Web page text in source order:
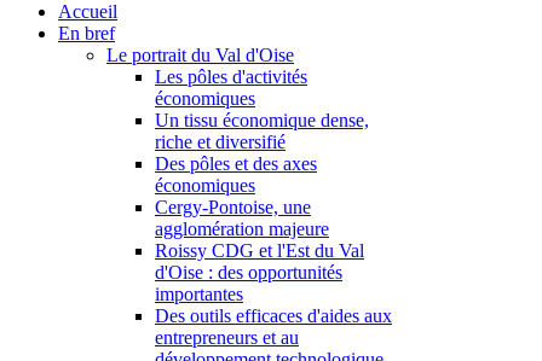
Accueil
En bref
Le portrait du Val d'Oise
Les pôles d'activités
économiques
Un tissu économique dense,
riche et diversifié
Des pôles et des axes
économiques
Cergy-Pontoise, une
agglomération majeure
Roissy CDG et l'Est du Val
d'Oise : des opportunités
importantes
Des outils efficaces d'aides aux
entrepreneurs et au